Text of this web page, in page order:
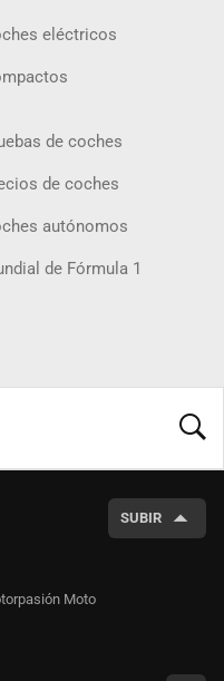
eléctricos
de coches
de coches
autónomos
de Fórmula 1
SUBIR
Moto